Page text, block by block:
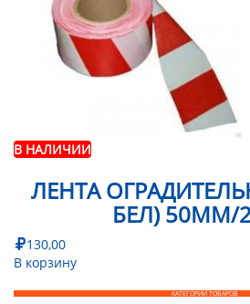
В НАЛИЧИИ
ЛЕНТА
БЕЛ) 50ММ/
130,00
В корзину
КАТЕГОРИИ ТОВАРОВ